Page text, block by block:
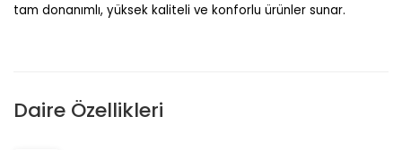
tam donanımlı, yüksek kaliteli ve konforlu ürünler sunar.
Daire Özellikleri